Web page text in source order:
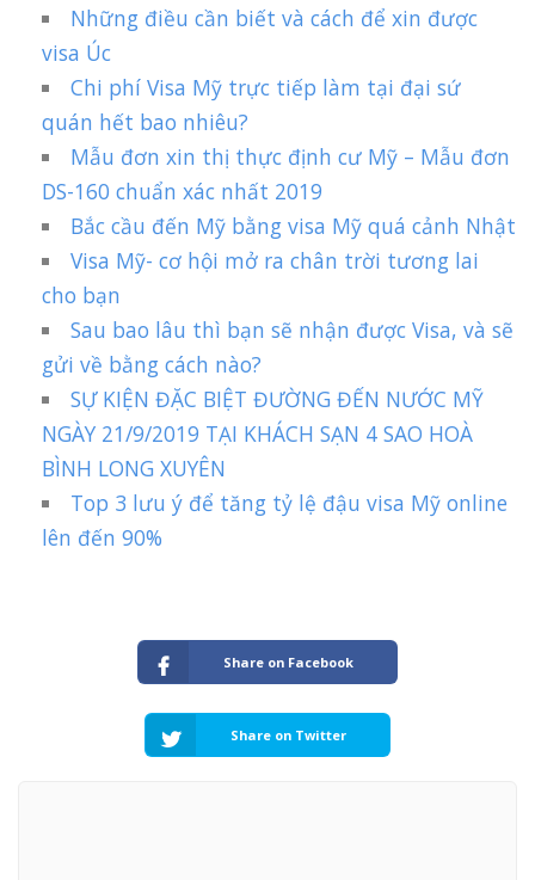
Những điều cần biết và cách để xin được
visa Úc
Chi phí Visa Mỹ trực tiếp làm tại đại sứ
quán hết bao nhiêu?
Mẫu đơn xin thị thực định cư Mỹ – Mẫu đơn
DS-160 chuẩn xác nhất 2019
Bắc cầu đến Mỹ bằng visa Mỹ quá cảnh Nhật
Visa Mỹ- cơ hội mở ra chân trời tương lai
cho bạn
Sau bao lâu thì bạn sẽ nhận được Visa, và sẽ
gửi về bằng cách nào?
SỰ KIỆN ĐẶC BIỆT ĐƯỜNG ĐẾN NƯỚC MỸ
NGÀY 21/9/2019 TẠI KHÁCH SẠN 4 SAO HOÀ
BÌNH LONG XUYÊN
Top 3 lưu ý để tăng tỷ lệ đậu visa Mỹ online
lên đến 90%
Share on Facebook
Share on Twitter